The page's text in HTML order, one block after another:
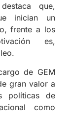
que,
inician un
frente a los
es,
de GEM
gran valor a
políticas de
como